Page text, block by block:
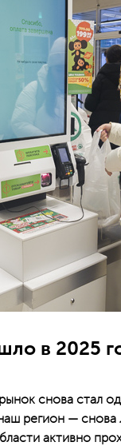
в 2025
снова стал
регион —
активно